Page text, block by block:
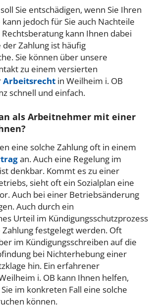
soll Sie entschädigen, wenn Sie Ihren
kann jedoch für Sie auch Nachteile
kann Ihnen dabei
Zahlung ist häufig
Sie können über unsere
zu einem versierten
Arbeitsrecht in Weilheim i. OB
schnell und einfach.
als Arbeitnehmer mit einer
eine solche Zahlung oft in einem
an. Auch eine Regelung im
ist denkbar. Kommt es zu einer
sieht oft ein Sozialplan eine
Auch bei einer Betriebsänderung
Auch durch ein
Urteil im Kündigungsschutzprozess
Zahlung festgelegt werden. Oft
im Kündigungsschreiben auf die
bei Nichterhebung einer
hin. Ein erfahrener
i. OB kann Ihnen helfen,
im konkreten Fall eine solche
können.